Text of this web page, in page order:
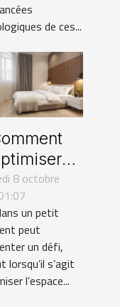
de ces...
dans
petits
?
8 octobre
un petit
peut
un défi,
lorsqu’il s’agit
l’espace...